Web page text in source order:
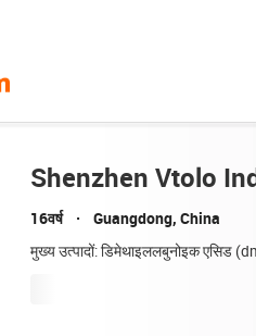
Shenzhen Vtolo
16वर्ष Guangdong, China
मुख्य उत्पादों: डिमेथाइललबुनोइक एसिड